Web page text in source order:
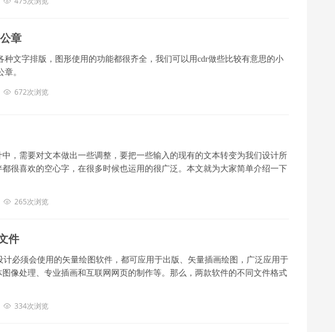
章
种文字排版，图形使用的功能都很齐全，我们可以用cdr做些比较有意思的小
。
672次浏览
，需要对文本做出一些调整，要把一些输入的现有的文本转变为我们设计所
很喜欢的空心字，在很多时候也运用的很广泛。本文就为大家简单介绍一下
265次浏览
件
计必须会使用的矢量绘图软件，都可应用于出版、矢量插画绘图，广泛应用于
像处理、专业插画和互联网网页的制作等。那么，两款软件的不同文件格式
334次浏览